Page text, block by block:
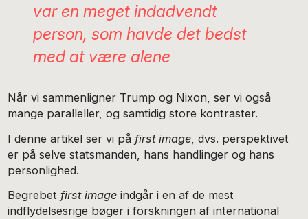
var en meget indadvendt
person, som havde det bedst
med at være alene
Når vi sammenligner Trump og Nixon, ser vi også
mange paralleller, og samtidig store kontraster.
I denne artikel ser vi påfirst image , dvs. perspektivet
er på selve statsmanden, hans handlinger og hans
personlighed.
Begrebetfirst image indgår i en af de mest
indflydelsesrige bøger i forskningen af international